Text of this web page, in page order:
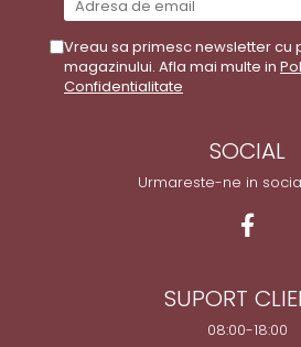
Vreau sa primesc newsletter cu
magazinului. Afla mai multe in
Confidentialitate
SOCIAL
Urmareste-ne in
SUPORT
08:00-18:00